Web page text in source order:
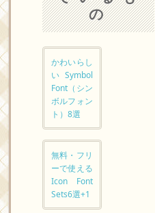
の
かわいらし
いSymbol
Font（シン
ボルフォン
ト）8選
無料・フリ
ーで使える
Icon Font
Sets6選+1